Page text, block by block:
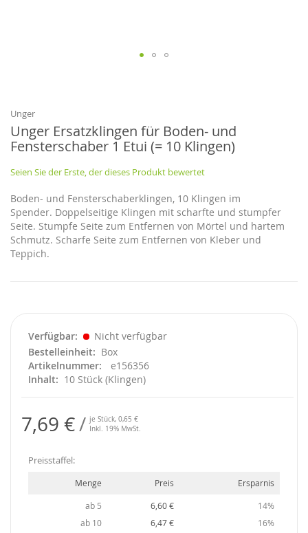
Bildgalerie
springen
Unger
Unger Ersatzklingen für Boden- und
Fensterschaber 1 Etui (= 10 Klingen)
Seien Sie der Erste, der dieses Produkt bewertet
Boden- und Fensterschaberklingen, 10 Klingen im
Spender. Doppelseitige Klingen mit scharfte und stumpfer
Seite. Stumpfe Seite zum Entfernen von Mörtel und hartem
Schmutz. Scharfe Seite zum Entfernen von Kleber und
Teppich.
Verfügbar
Nicht verfügbar
Bestelleinheit
Box
Artikelnummer
e156356
Inhalt
10 Stück (Klingen)
7,69 € je Stück, 0,65 €
Inkl. 19% MwSt.
Preisstaffel:
Menge Preis Ersparnis
ab 5 6,60 €
14%
ab 10
6,47 €
16%